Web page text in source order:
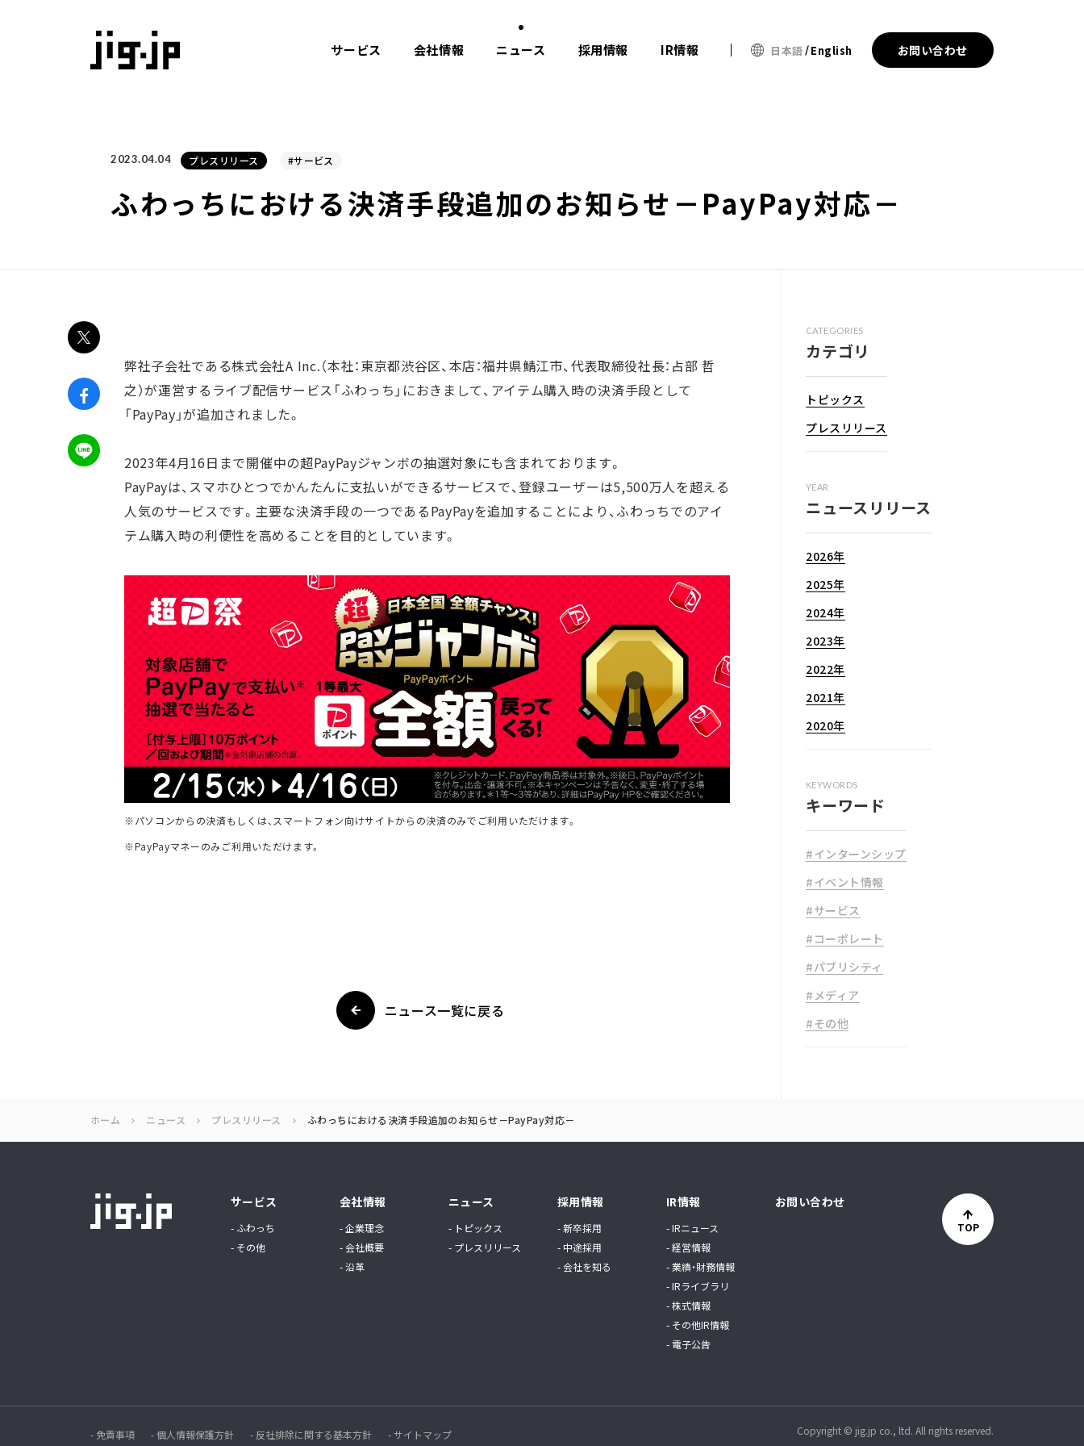
サービス 会社情報 ニュース 採用情報 IR情報 日本語 English お問い合わせ
2023.04.04 プレスリリース #サービス
ふわっちにおける決済手段追加のお知らせ－PayPay対応－
弊社子会社である株式会社A Inc.（本社：東京都渋谷区、本店：福井県鯖江市、代表取締役社長：占部 哲
之）が運営するライブ配信サービス「ふわっち」におきまして、アイテム購入時の決済手段として
「PayPay」が追加されました。
2023年4月16日まで開催中の超PayPayジャンボの抽選対象にも含まれております。
PayPayは、スマホひとつでかんたんに支払いができるサービスで、登録ユーザーは5,500万人を超える
人気のサービスです。主要な決済手段の一つであるPayPayを追加することにより、ふわっちでのアイ
テム購入時の利便性を高めることを目的としています。
※パソコンからの決済もしくは、スマートフォン向けサイトからの決済のみでご利用いただけます。
※PayPayマネーのみご利用いただけます。
ニュース一覧に戻る
CATEGORIES
カテゴリ
トピックス
プレスリリース
YEAR
ニュースリリース
2026年
2025年
2024年
2023年
2022年
2021年
2020年
KEYWORDS
キーワード
#インターンシップ
#イベント情報
#サービス
#コーポレート
#パブリシティ
#メディア
#その他
ホーム ニュース プレスリリース ふわっちにおける決済手段追加のお知らせ－PayPay対応－
サービス
- ふわっち
- その他
会社情報
- 企業理念
- 会社概要
- 沿革
ニュース
- トピックス
- プレスリリース
採用情報
- 新卒採用
- 中途採用
- 会社を知る
IR情報
- IRニュース
- 経営情報
- 業績・財務情報
- IRライブラリ
- 株式情報
- その他IR情報
- 電子公告
お問い合わせ
TOP
- 免責事項 - 個人情報保護方針 - 反社排除に関する基本方針 - サイトマップ Copyright © jig.jp co., ltd. All rights reserved.